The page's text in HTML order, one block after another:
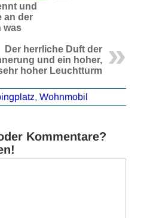
und
an der
was
Der herrliche Duft der
und ein hoher,
hoher Leuchtturm
, Wohnmobil
Kommentare?